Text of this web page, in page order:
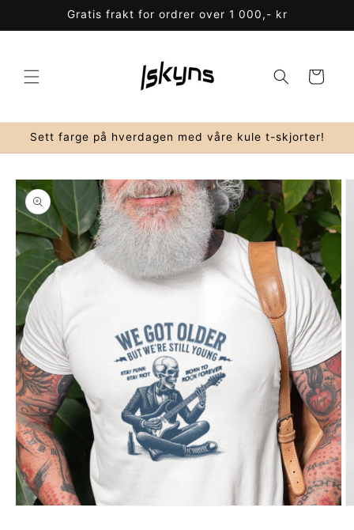
videre til
innholdet
Gratis frakt for ordrer over 1 000,- kr
Handlekurv
Sett farge på hverdagen med våre kule t-skjorter!
til